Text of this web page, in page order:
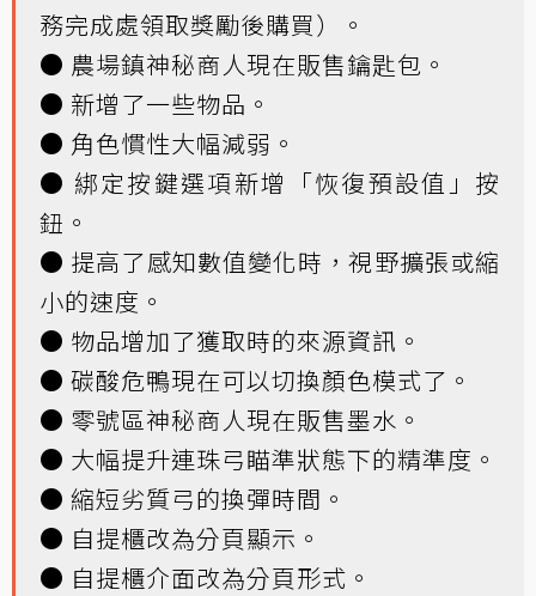
務完成處領取獎勵後購買）。
● 農場鎮神秘商人現在販售鑰匙包。
● 新增了一些物品。
● 角色慣性大幅減弱。
● 綁定按鍵選項新增「恢復預設值」按
鈕。
● 提高了感知數值變化時，視野擴張或縮
小的速度。
● 物品增加了獲取時的來源資訊。
● 碳酸危鴨現在可以切換顏色模式了。
● 零號區神秘商人現在販售墨水。
● 大幅提升連珠弓瞄準狀態下的精準度。
● 縮短劣質弓的換彈時間。
● 自提櫃改為分頁顯示。
● 自提櫃介面改為分頁形式。